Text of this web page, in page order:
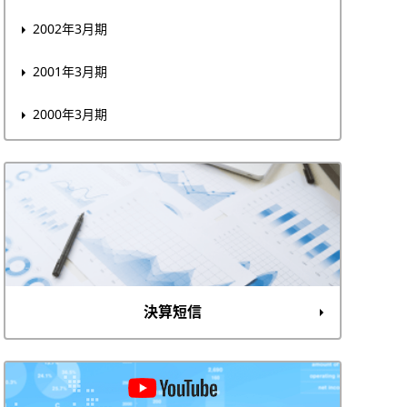
2002年3月期
2001年3月期
2000年3月期
決算短信